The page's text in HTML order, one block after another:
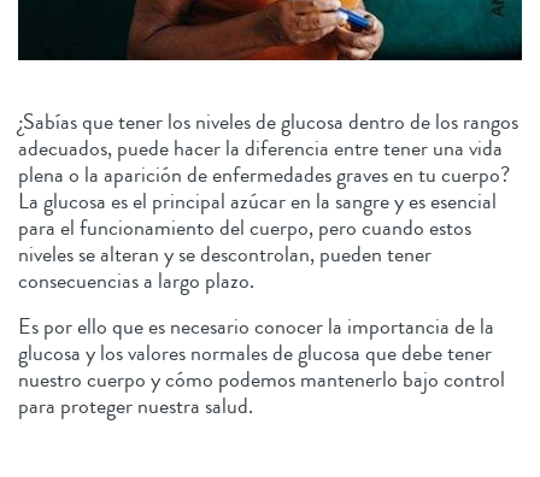
¿Sabías que tener los niveles de glucosa dentro de los rangos
adecuados, puede hacer la diferencia entre tener una vida
plena o la aparición de enfermedades graves en tu cuerpo?
La glucosa es el principal azúcar en la sangre y es esencial
para el funcionamiento del cuerpo, pero cuando estos
niveles se alteran y se descontrolan, pueden tener
consecuencias a largo plazo.
Es por ello que es necesario conocer la importancia de la
glucosa y los valores normales de glucosa que debe tener
nuestro cuerpo y cómo podemos mantenerlo bajo control
para proteger nuestra salud.